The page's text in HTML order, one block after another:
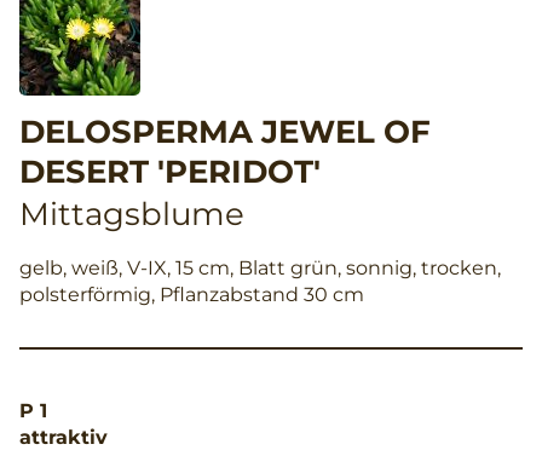
DELOSPERMA JEWEL OF
DESERT 'PERIDOT'
Mittagsblume
gelb, weiß, V-IX, 15 cm, Blatt grün, sonnig, trocken,
polsterförmig, Pflanzabstand 30 cm
P 1
attraktiv